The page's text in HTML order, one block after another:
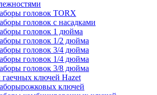
головок TORX
головок с насадками
головок 1 дюйма
головок 1/2 дюйма
головок 3/4 дюйма
головок 1/4 дюйма
головок 3/8 дюйма
ключей Hazet
ключей